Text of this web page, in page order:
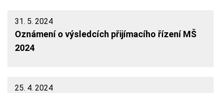
31. 5. 2024
Oznámení o výsledcích přijímacího řízení MŠ
2024
25. 4. 2024